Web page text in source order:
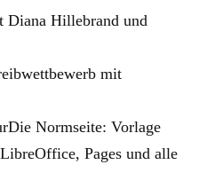
mit
Die Normseite: Vorlage
Pages und alle